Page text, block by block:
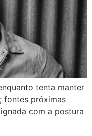
tenta manter
fontes próximas
com a postura